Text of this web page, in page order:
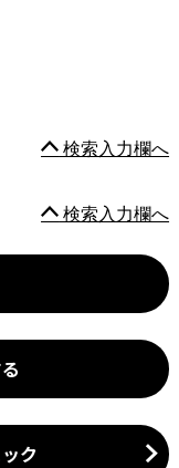
検索入力欄へ
検索入力欄へ
ク